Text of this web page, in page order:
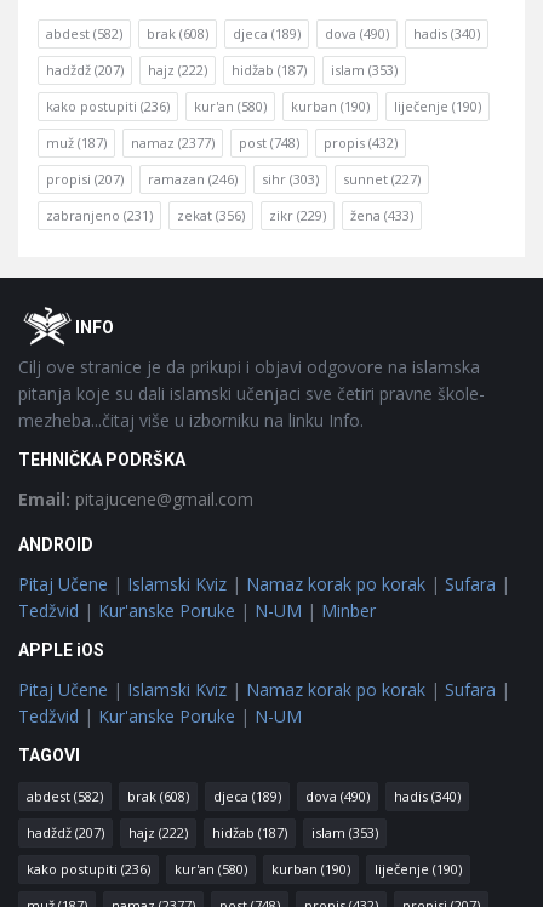
abdest (582) brak (608) djeca (189) dova (490) hadis (340)
hadždž (207) hajz (222) hidžab (187) islam (353)
kako postupiti (236) kur'an (580) kurban (190) liječenje (190)
muž (187) namaz (2377) post (748) propis (432)
propisi (207) ramazan (246) sihr (303) sunnet (227)
zabranjeno (231) zekat (356) zikr (229) žena (433)
FooterOINFO
Cilj ove stranice je da prikupi i objavi odgovore na islamska
pitanja koje su dali islamski učenjaci sve četiri pravne škole-
mezheba...čitaj više u izborniku na linku Info.
TEHNIČKA PODRŠKA
Email: pitajucene@gmail.com
ANDROID
Pitaj Učene | Islamski Kviz | Namaz korak po korak | Sufara |
Tedžvid | Kur'anske Poruke | N-UM | Minber
APPLE iOS
Pitaj Učene | Islamski Kviz | Namaz korak po korak | Sufara |
Tedžvid | Kur'anske Poruke | N-UM
TAGOVI
abdest (582) brak (608) djeca (189) dova (490) hadis (340)
hadždž (207) hajz (222) hidžab (187) islam (353)
kako postupiti (236) kur'an (580) kurban (190) liječenje (190)